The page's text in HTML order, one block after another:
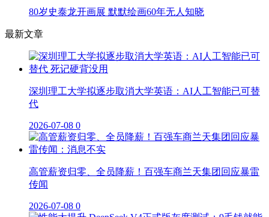
80岁史泰龙开画展 默默绘画60年无人知晓
最新文章
深圳理工大学拟逐步取消大学英语：AI人工智能已可替
代
2026-07-08 0
高管薪资归零、全员降薪！百强车商兰天集团回应暴雷
传闻
2026-07-08 0